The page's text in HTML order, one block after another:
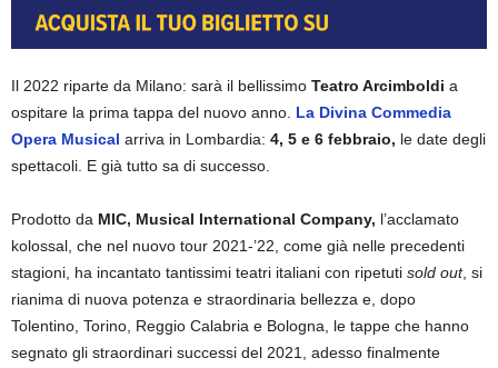
Il 2022 riparte da Milano: sarà il bellissimo Teatro Arcimboldi a
ospitare la prima tappa del nuovo anno. La Divina Commedia
Opera Musical arriva in Lombardia: 4, 5 e 6 febbraio, le date degli
spettacoli. E già tutto sa di successo.
Prodotto da MIC, Musical International Company, l’acclamato
kolossal, che nel nuovo tour 2021-’22, come già nelle precedenti
stagioni, ha incantato tantissimi teatri italiani con ripetuti sold out, si
rianima di nuova potenza e straordinaria bellezza e, dopo
Tolentino, Torino, Reggio Calabria e Bologna, le tappe che hanno
segnato gli straordinari successi del 2021, adesso finalmente